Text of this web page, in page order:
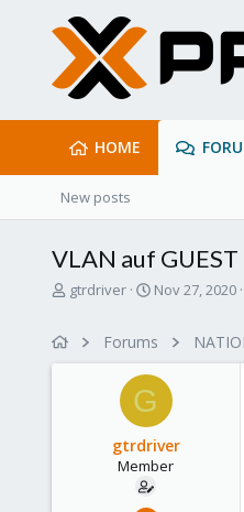
HOME
New posts
VLAN auf GUEST
T
a
gtrdriver
S
r
t
d
a
t
e
Nov 27, 2020
Forums
G
gtrdriver
Member